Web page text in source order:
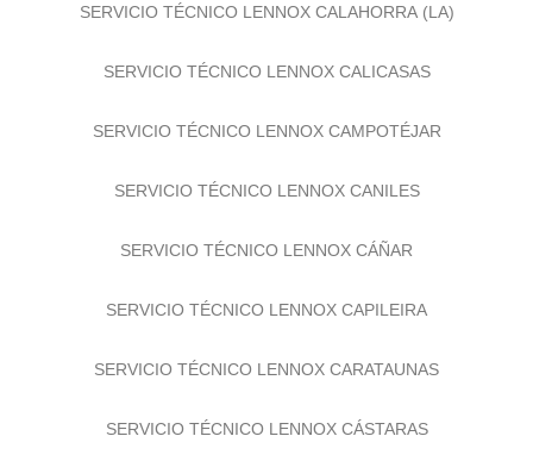
SERVICIO TÉCNICO LENNOX CALAHORRA (LA)
SERVICIO TÉCNICO LENNOX CALICASAS
SERVICIO TÉCNICO LENNOX CAMPOTÉJAR
SERVICIO TÉCNICO LENNOX CANILES
SERVICIO TÉCNICO LENNOX CÁÑAR
SERVICIO TÉCNICO LENNOX CAPILEIRA
SERVICIO TÉCNICO LENNOX CARATAUNAS
SERVICIO TÉCNICO LENNOX CÁSTARAS